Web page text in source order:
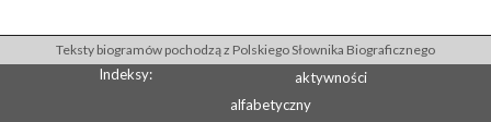
Teksty biogramów pochodzą z Polskiego Słownika Biograficznego
Indeksy:
aktywności
alfabetyczny